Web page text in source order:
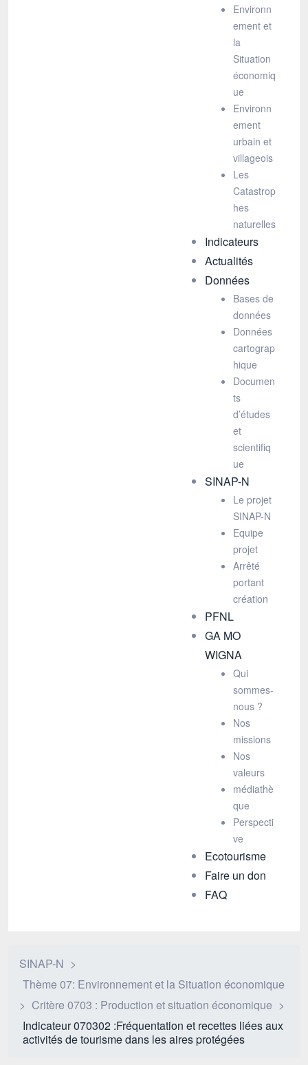
Environn
ement et
la
Situation
économiq
ue
Environn
ement
urbain et
villageois
Les
Catastrop
hes
naturelles
Indicateurs
Actualités
Données
Bases de
données
Données
cartograp
hique
Documen
ts
d’études
et
scientifiq
ue
SINAP-N
Le projet
SINAP-N
Equipe
projet
Arrêté
portant
création
PFNL
GA MO
WIGNA
Qui
sommes-
nous ?
Nos
missions
Nos
valeurs
médiathè
que
Perspecti
ve
Ecotourisme
Faire un don
FAQ
SINAP-N >
Thème 07: Environnement et la Situation économique
> Critère 0703 : Production et situation économique >
Indicateur 070302 :Fréquentation et recettes liées aux
activités de tourisme dans les aires protégées